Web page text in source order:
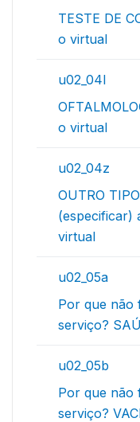
TESTE DE
o virtual
u02_04l
o virtual
u02_04z
OUTRO
(especificar)
virtual
u02_05a
Por que não
serviço?
u02_05b
Por que não
serviço?